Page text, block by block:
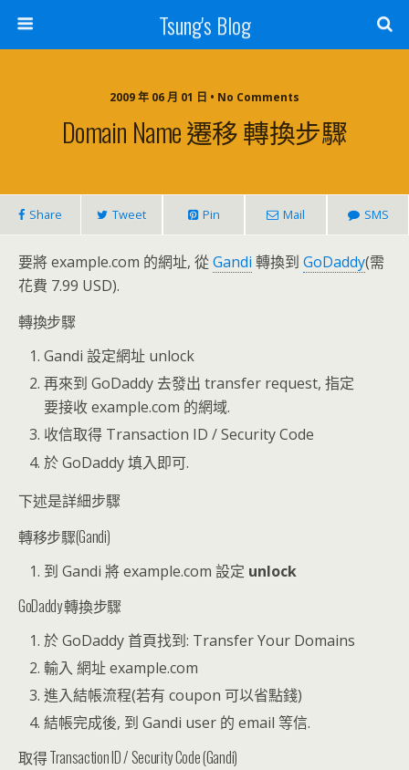
Tsung's Blog
2009 年 06 月 01 日 • No Comments
Domain Name 遷移 轉換步驟
Share Tweet Pin Mail SMS
要將 example.com 的網址, 從Gandi 轉換到 GoDaddy(需
花費 7.99 USD).
轉換步驟
Gandi 設定網址 unlock
再來到 GoDaddy 去發出 transfer request, 指定
要接收 example.com 的網域.
收信取得 Transaction ID / Security Code
於 GoDaddy 填入即可.
下述是詳細步驟
轉移步驟(Gandi)
到 Gandi 將 example.com 設定 unlock
GoDaddy 轉換步驟
於 GoDaddy 首頁找到: Transfer Your Domains
輸入 網址 example.com
進入結帳流程(若有 coupon 可以省點錢)
結帳完成後, 到 Gandi user 的 email 等信.
取得 Transaction ID / Security Code (Gandi)